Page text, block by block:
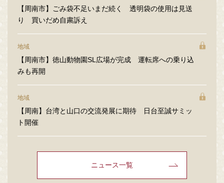
【周南市】ごみ袋不足いまだ続く 透明袋の使用は見送
り 買いだめ自粛訴え
地域
【周南市】徳山動物園SL広場が完成 運転席への乗り込
みも再開
地域
【周南】台湾と山口の交流発展に期待 日台至誠サミッ
ト開催
ニュース一覧